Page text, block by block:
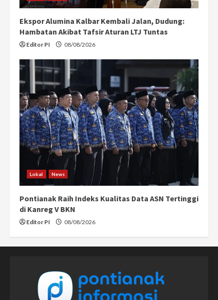
Ekspor Alumina Kalbar Kembali Jalan, Dudung:
Hambatan Akibat Tafsir Aturan LTJ Tuntas
Editor PI 08/08/2026
Lokal News
Pontianak Raih Indeks Kualitas Data ASN Tertinggi
di Kanreg V BKN
Editor PI 08/08/2026